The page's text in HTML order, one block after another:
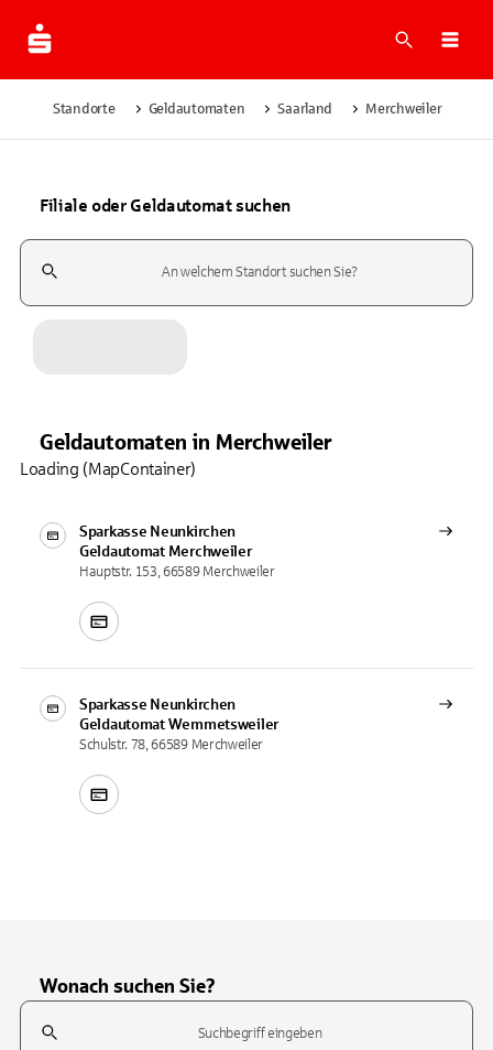
Suche
Standorte Geldautomaten Saarland Merchweiler
Filiale oder Geldautomat suchen
Suchfeld
Geldautomaten in Merchweiler
Sparkasse Neunkirchen
Geldautomat Merchweiler
Hauptstr. 153, 66589 Merchweiler
Sparkasse Neunkirchen
Geldautomat Wemmetsweiler
Schulstr. 78, 66589 Merchweiler
Loading (MapContainer)
Wonach suchen Sie?
Suchfeld